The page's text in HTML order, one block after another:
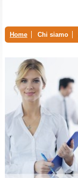
Home Chi siamo